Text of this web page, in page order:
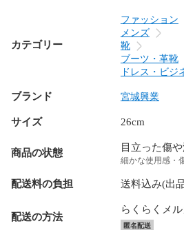
カテゴリー
ファッション
メンズ
靴
ブーツ・革靴
ドレス・ビジ
ブランド 宮城興業
サイズ 26cm
商品の状態 目立った傷
細かな使用感・
配送料の負担 送料込み(出
配送の方法
らくらくメ
匿名配送